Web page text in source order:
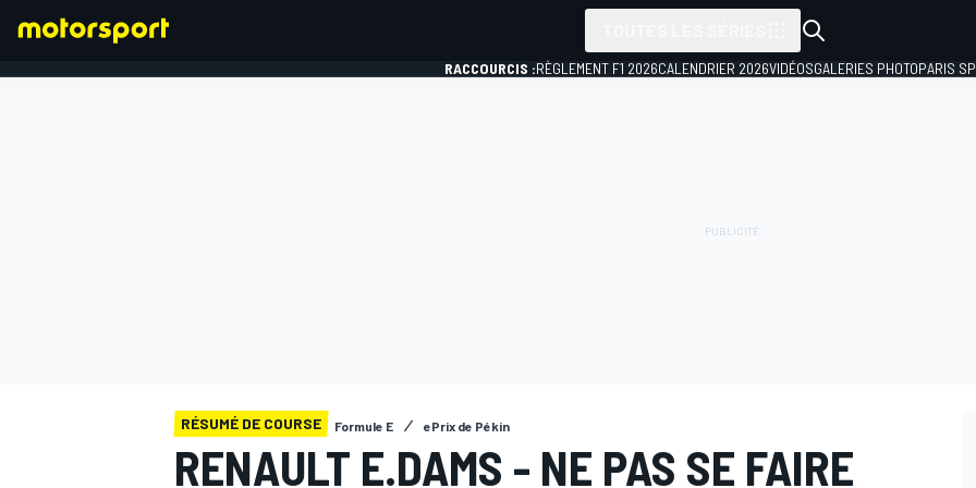
RACCOURCIS :RÈGLEMENT F1 2026CALENDRIER 2026VIDÉOSGALERIES PHOTOPARIS
RÉSUMÉ DE COURSE Formule E ePrix de Pékin
RENAULT E.DAMS - NE PAS SE FAIRE